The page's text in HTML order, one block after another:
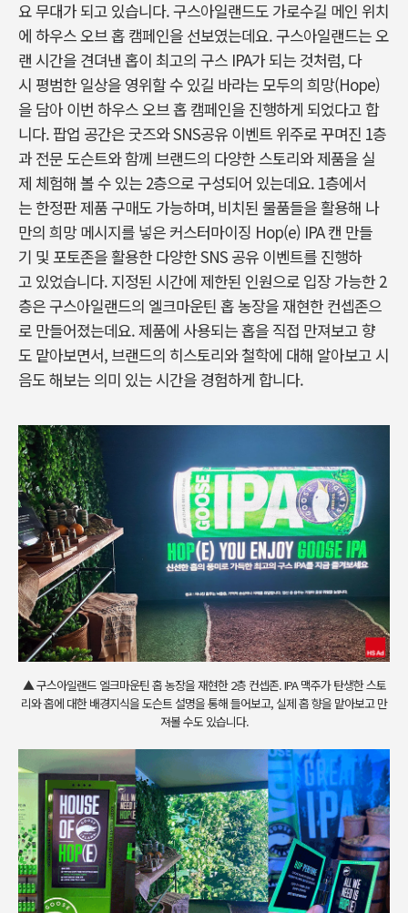
요 무대가 되고 있습니다. 구스아일랜드도 가로수길 메인 위치
에 하우스 오브 홉 캠페인을 선보였는데요. 구스아일랜드는 오
랜 시간을 견뎌낸 홉이 최고의 구스 IPA가 되는 것처럼, 다
시 평범한 일상을 영위할 수 있길 바라는 모두의 희망(Hope)
을 담아 이번 하우스 오브 홉 캠페인을 진행하게 되었다고 합
니다. 팝업 공간은 굿즈와 SNS공유 이벤트 위주로 꾸며진 1층
과 전문 도슨트와 함께 브랜드의 다양한 스토리와 제품을 실
제 체험해 볼 수 있는 2층으로 구성되어 있는데요. 1층에서
는 한정판 제품 구매도 가능하며, 비치된 물품들을 활용해 나
만의 희망 메시지를 넣은 커스터마이징 Hop(e) IPA 캔 만들
기 및 포토존을 활용한 다양한 SNS 공유 이벤트를 진행하
고 있었습니다. 지정된 시간에 제한된 인원으로 입장 가능한 2
층은 구스아일랜드의 엘크마운틴 홉 농장을 재현한 컨셉존으
로 만들어졌는데요. 제품에 사용되는 홉을 직접 만져보고 향
도 맡아보면서, 브랜드의 히스토리와 철학에 대해 알아보고 시
음도 해보는 의미 있는 시간을 경험하게 합니다.
▲ 구스아일랜드 엘크마운틴 홉 농장을 재현한 2층 컨셉존. IPA 맥주가 탄생한 스토
리와 홉에 대한 배경지식을 도슨트 설명을 통해 들어보고, 실제 홉 향을 맡아보고 만
져볼 수도 있습니다.